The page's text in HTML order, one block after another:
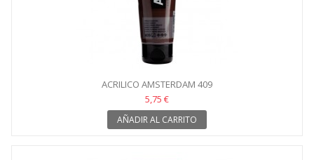
ACRILICO AMSTERDAM 409
5,75 €
AÑADIR AL CARRITO